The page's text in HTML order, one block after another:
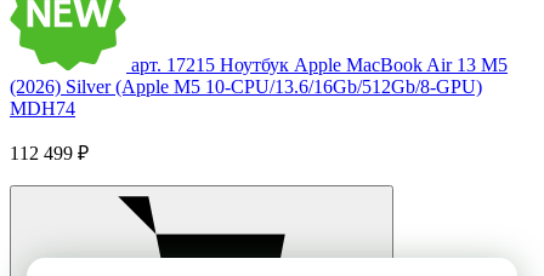
арт. 17215 Ноутбук Apple MacBook Air 13 M5
(2026) Silver (Apple M5 10-CPU/13.6/16Gb/512Gb/8-GPU)
MDH74
112 499 ₽